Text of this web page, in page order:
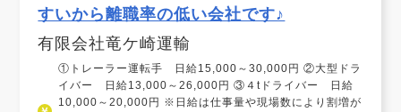
すいから離職率の低い会社です♪
有限会社竜ケ崎運輸
①トレーラー運転手 日給15,000～30,000円 ②大型ドラ
イバー 日給13,000～26,000円 ③４tドライバー 日給
10,000～20,000円 ※日給は仕事量や現場数により割増が